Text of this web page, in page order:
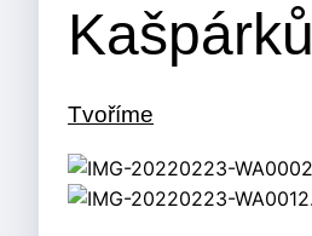
Kašpárků
Tvoříme